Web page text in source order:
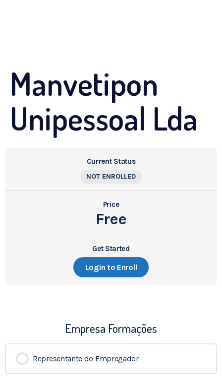
Manvetipon
Unipessoal Lda
Current Status
NOT ENROLLED
Price
Free
Get Started
Login to Enroll
Empresa Formações
Representante do Empregador
0% COMPLETADO 0/0 Etapas